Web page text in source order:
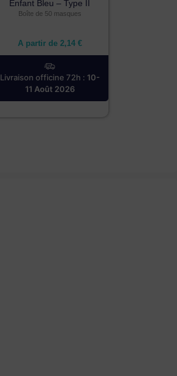
Enfant Bleu – Type II
Boîte de 50 masques
A partir de 2,14 €
Livraison officine 72h : 10-
11 Août 2026